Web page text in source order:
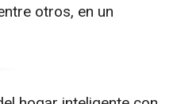
otros, en un